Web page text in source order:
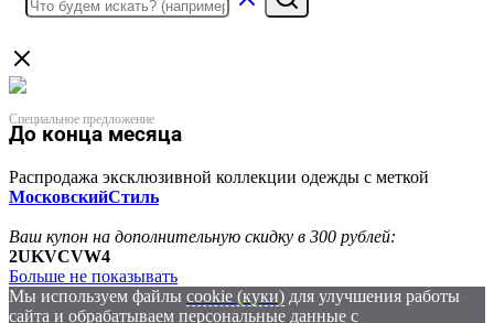
Специальное предложение
До конца месяца
Распродажа эксклюзивной коллекции одежды с меткой
МосковскийСтиль
Ваш купон на дополнительную скидку в 300 рублей:
2UKVCVW4
Больше не показывать
Мы используем файлы cookie (куки) для улучшения работы
сайта и обрабатываем персональные данные с